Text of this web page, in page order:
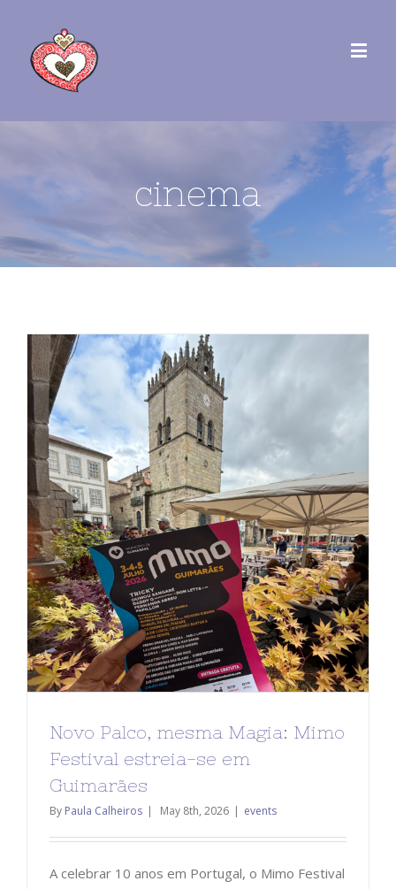
cinema
Novo Palco, mesma Magia: Mimo
Festival estreia-se em
Guimarães
By Paula Calheiros | May 8th, 2026 | events
A celebrar 10 anos em Portugal, o Mimo Festival